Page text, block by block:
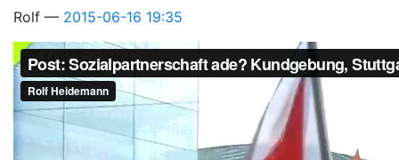
Rolf 2015-06-16 19:35